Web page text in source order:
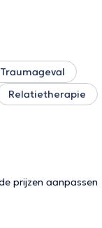
Traumageval
Relatietherapie
prijzen aanpassen